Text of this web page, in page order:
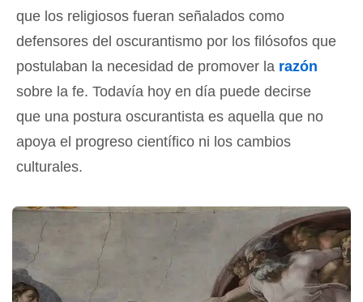
que los religiosos fueran señalados como
defensores del oscurantismo por los filósofos que
postulaban la necesidad de promover la razón
sobre la fe. Todavía hoy en día puede decirse
que una postura oscurantista es aquella que no
apoya el progreso científico ni los cambios
culturales.